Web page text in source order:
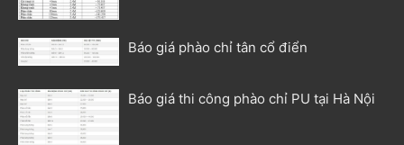
Báo giá phào chỉ tân cổ điển
Báo giá thi công phào chỉ PU tại Hà Nội